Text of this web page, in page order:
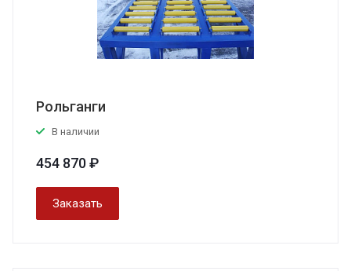
Рольганги
В наличии
454 870 ₽
Заказать